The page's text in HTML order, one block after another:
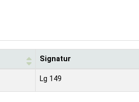
Signatur
Lg 149